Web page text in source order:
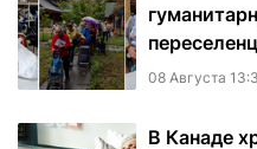
08 Августа
В Канаде